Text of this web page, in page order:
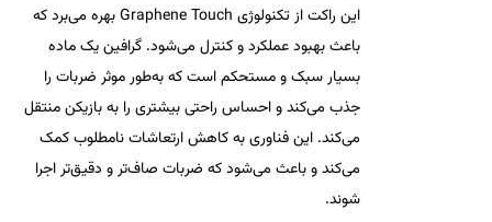
این راکت از تکنولوژی Graphene Touch
بهره می‌برد که
باعث بهبود عملکرد و کنترل می‌شود. گرافین یک ماده
بسیار سبک و مستحکم است که به‌طور موثر ضربات را
جذب می‌کند و احساس راحتی بیشتری را به بازیکن منتقل
می‌کند. این فناوری به کاهش ارتعاشات نامطلوب کمک
می‌کند و باعث می‌شود که ضربات صاف‌تر و دقیق‌تر اجرا
شوند.